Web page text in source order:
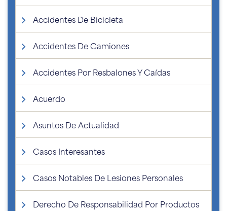
Accidentes De Bicicleta
Accidentes De Camiones
Accidentes Por Resbalones Y Caídas
Acuerdo
Asuntos De Actualidad
Casos Interesantes
Casos Notables De Lesiones Personales
Derecho De Responsabilidad Por Productos